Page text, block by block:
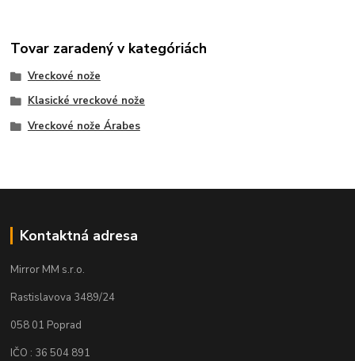
Tovar zaradený v kategóriách
Vreckové nože
Klasické vreckové nože
Vreckové nože Árabes
Kontaktná adresa
Mirror MM s.r.o.
Rastislavova 3489/24
058 01 Poprad
IČO : 36 504 891